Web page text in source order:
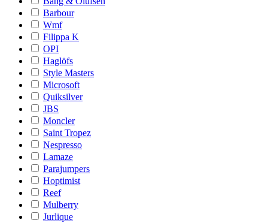
Barbour
Wmf
Filippa K
OPI
Haglöfs
Style Masters
Microsoft
Quiksilver
JBS
Moncler
Saint Tropez
Nespresso
Lamaze
Parajumpers
Hoptimist
Reef
Mulberry
Jurlique